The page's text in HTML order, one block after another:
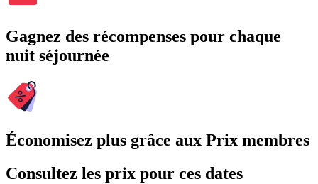
Gagnez des récompenses pour chaque
nuit séjournée
Économisez plus grâce aux Prix membres
Consultez les prix pour ces dates